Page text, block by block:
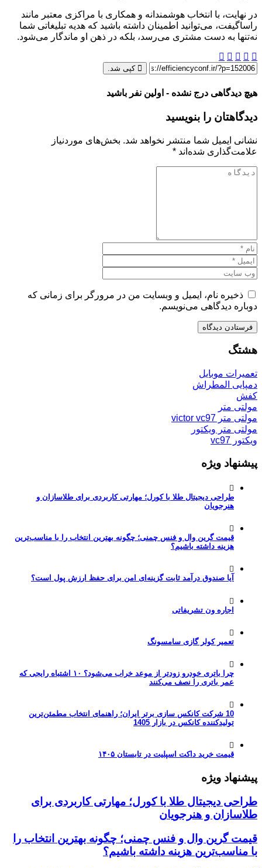
در نهایت، با انتخاب هوشمندانه و همکاری با مراکزی معتبر مانند
راساگیفت، می‌توانید اطمینان داشته باشید که هدیه تبلیغاتی شما
نه‌تنها به دست مشتری می‌رسد، بلکه در ذهن او ماندگار می‌شود.
کپی شد.
هیچ دیدگاهی درج نشده - اولین نفر باشید
دیدگاهتان را بنویسید
نشانی ایمیل شما منتشر نخواهد شد. بخش‌های موردنیاز
علامت‌گذاری شده‌اند *
ذخیره نام، ایمیل و وبسایت من در مرورگر برای زمانی که
دوباره دیدگاهی می‌نویسم.
هشتگ
تعمیرات موبایل
دمپایی المطراش
کفش
مولتی متر
مولتی متر victor vc97
مولتی متر ویکتور
ویکتور vc97
پیشنهاد ویژه
طراحی دیجیتال طلا با کورل؛ مهارتی کاربردی برای طلاسازان و
هنرجویان
قیمت گرین وال و فنس چمنی؛ چگونه بهترین انتخاب را با مناسب‌ترین
هزینه داشته باشیم؟
آیا صندوق درآمد ثابت گزینه‌ای امن برای حفظ ارزش پول است؟
اجاره ون تشریفاتی
تعمیر کولر گازی سامسونگ
چرا باتری خودرو زودتر از موعد خراب می‌شود؟ ۱۰ اشتباه رایجی که
عمر باتری را نصف می‌کنند
10 شرکت کانکس سازی برتر ایران؛ راهنمای انتخاب مطمئن‌ترین
تولیدکننده کانکس در بازار 1405
قیمت خرید داکت اسپلیت در تابستان ۱۴۰۵
پیشنهاد ویژه
طراحی دیجیتال طلا با کورل؛ مهارتی کاربردی برای
طلاسازان و هنرجویان
قیمت گرین وال و فنس چمنی؛ چگونه بهترین انتخاب را
با مناسب‌ترین هزینه داشته باشیم؟